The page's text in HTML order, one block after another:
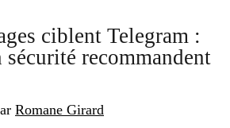
ciblent Telegram :
sécurité recommandent
Romane Girard